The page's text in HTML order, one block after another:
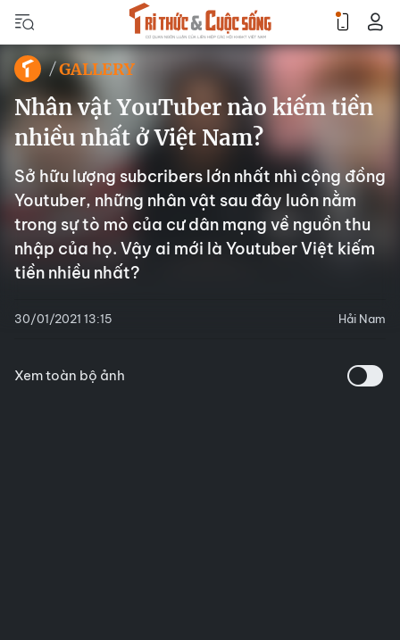
GALLERY
Nhân vật YouTuber nào kiếm tiền
nhiều nhất ở Việt Nam?
Sở hữu lượng subcribers lớn nhất nhì cộng đồng
Youtuber, những nhân vật sau đây luôn nằm
trong sự tò mò của cư dân mạng về nguồn thu
nhập của họ. Vậy ai mới là Youtuber Việt kiếm
tiền nhiều nhất?
30/01/2021 13:15 Hải Nam
Xem toàn bộ ảnh